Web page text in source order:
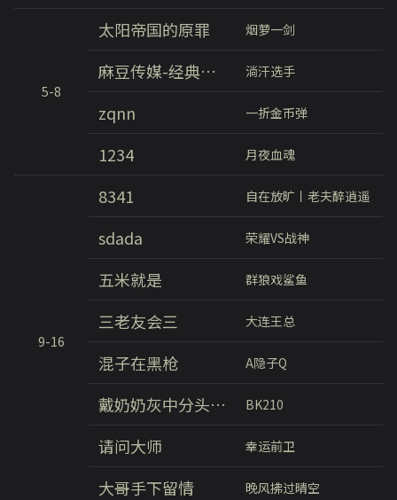
5-8
太阳帝国的原罪 烟萝一剑
麻豆传媒-经典再现 淌汗选手
zqnn 一折金币弹
1234 月夜血魂
9-16
8341 自在放旷丨老夫醉逍遥
sdada 荣耀VS战神
五米就是 群狼戏鲨鱼
三老友会三 大连王总
混子在黑枪 A隐子Q
戴奶奶灰中分头穿背带裤打篮球 BK210
请问大师 幸运前卫
大哥手下留情 晚风拂过晴空